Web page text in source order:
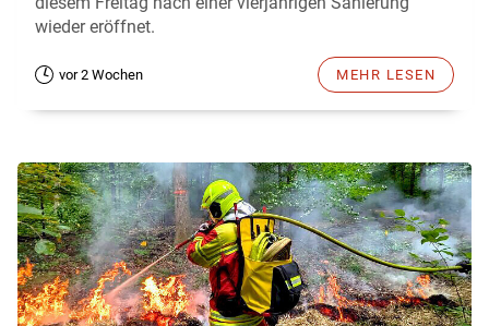
wieder eröffnet.
vor 2 Wochen MEHR LESEN